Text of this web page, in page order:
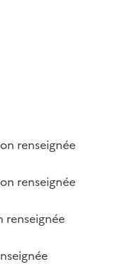
renseignée
renseignée